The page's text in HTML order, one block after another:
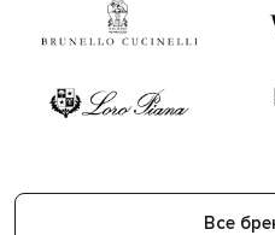
Все